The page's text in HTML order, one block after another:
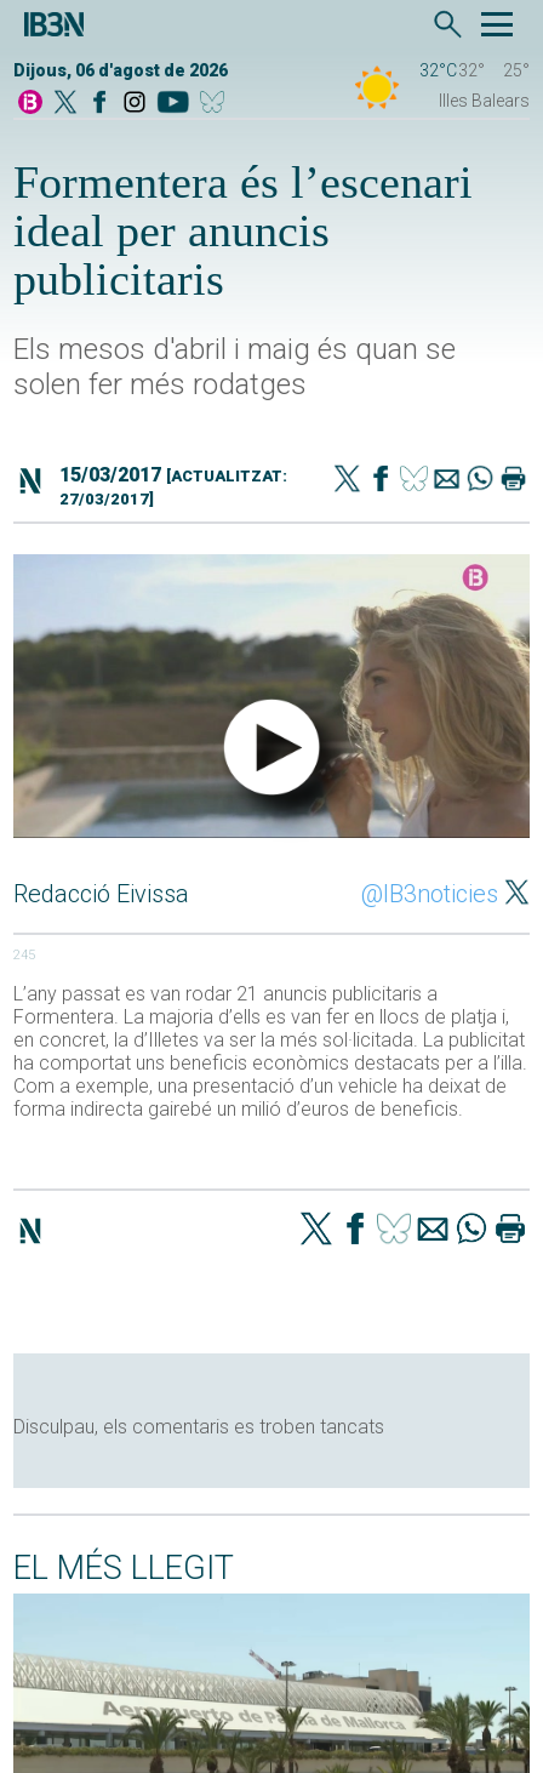
Dijous, 06 d'agost de 2026 32°C32°
25°
Illes Balears
Formentera és l’escenari
ideal per anuncis
publicitaris
Els mesos d'abril i maig és quan se
solen fer més rodatges
15/03/2017 [ACTUALITZAT:
27/03/2017]
Redacció Eivissa @IB3noticies
245
L’any passat es van rodar 21 anuncis publicitaris a
Formentera. La majoria d’ells es van fer en llocs de platja i,
en concret, la d’Illetes va ser la més sol·licitada. La publicitat
ha comportat uns beneficis econòmics destacats per a l’illa.
Com a exemple, una presentació d’un vehicle ha deixat de
forma indirecta gairebé un milió d’euros de beneficis.
Disculpau, els comentaris es troben tancats
EL MÉS LLEGIT